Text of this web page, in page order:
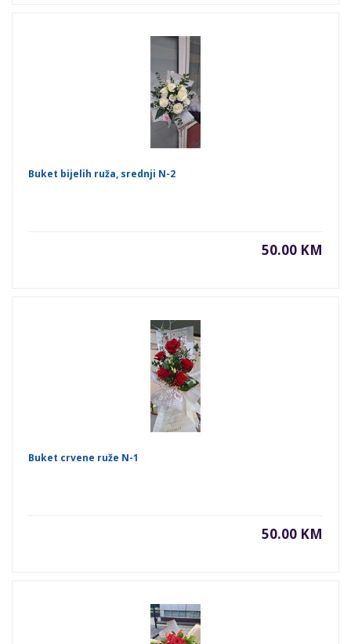
Buket bijelih ruža, srednji N-2
50.00 KM
Buket crvene ruže N-1
50.00 KM